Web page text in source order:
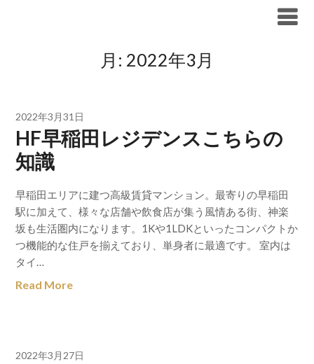
月: 2022年3月
2022年3月31日
HF早稲田レジデンスこちらの
知識
早稲田エリアに建つ高級賃貸マンション。最寄りの早稲田
駅に加えて、様々な店舗や飲食店が集う風情ある街、神楽
坂も生活圏内になります。1Kや1LDKといったコンパクトか
つ機能的な住戸を揃えており、単身者に最適です。 室内は
タイ…
Read More
2022年3月27日